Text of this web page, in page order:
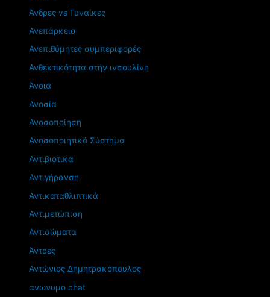
Άνδρες vs Γυναίκες
Ανεπάρκεια
Ανεπιθύμητες συμπεριφορές
Ανθεκτικότητα στην ινσουλίνη
Άνοια
Ανοσία
Ανοσοποίηση
Ανοσοποιητικό Σύστημα
Αντιβιοτικά
Αντιγήρανση
Αντικαταθλιπτικά
Αντιμετώπιση
Αντισώματα
Άντρες
Αντώνιος Δημητρακόπουλος
ανωνυμο chat